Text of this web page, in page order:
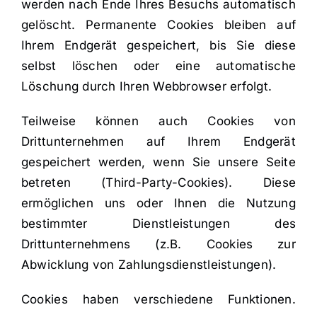
werden nach Ende Ihres Besuchs automatisch
gelöscht. Permanente Cookies bleiben auf
Ihrem Endgerät gespeichert, bis Sie diese
selbst löschen oder eine automatische
Löschung durch Ihren Webbrowser erfolgt.
Teilweise können auch Cookies von
Drittunternehmen auf Ihrem Endgerät
gespeichert werden, wenn Sie unsere Seite
betreten (Third-Party-Cookies). Diese
ermöglichen uns oder Ihnen die Nutzung
bestimmter Dienstleistungen des
Drittunternehmens (z.B. Cookies zur
Abwicklung von Zahlungsdienstleistungen).
Cookies haben verschiedene Funktionen.